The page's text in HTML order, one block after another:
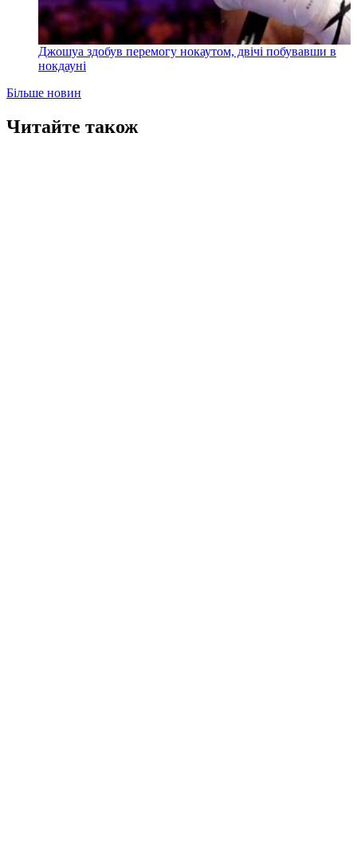
Джошуа здобув перемогу нокаутом, двічі побувавши в
нокдауні
Більше новин
Читайте також